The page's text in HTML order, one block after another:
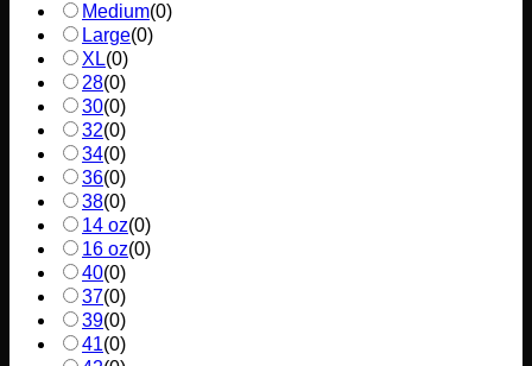
Medium(0)
Large(0)
XL(0)
28(0)
30(0)
32(0)
34(0)
36(0)
38(0)
14 oz(0)
16 oz(0)
40(0)
37(0)
39(0)
41(0)